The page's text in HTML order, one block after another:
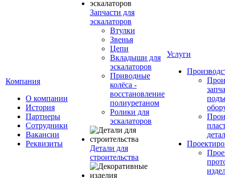
Компания
О компании
История
Партнеры
Сотрудники
Вакансии
Реквизиты
Запчасти для
эскалаторов
Втулки
Звенья
Цепи
Вкладыши для
эскалаторов
Приводные
колёса -
восстановление
полиуретаном
Ролики для
эскалаторов
Детали для
строительства
Услуги